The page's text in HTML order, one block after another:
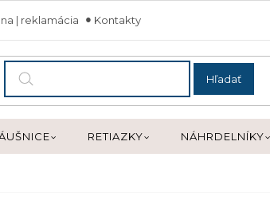
| reklamácia Kontakty
Hľadať
RETIAZKY NÁHRDELNÍKY